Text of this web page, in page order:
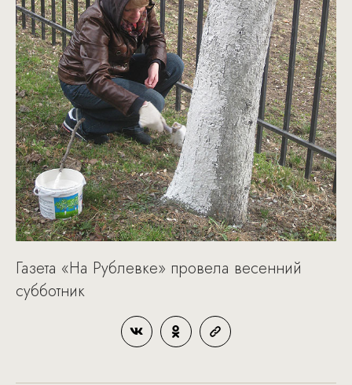
Газета «На Рублевке» провела весенний
субботник